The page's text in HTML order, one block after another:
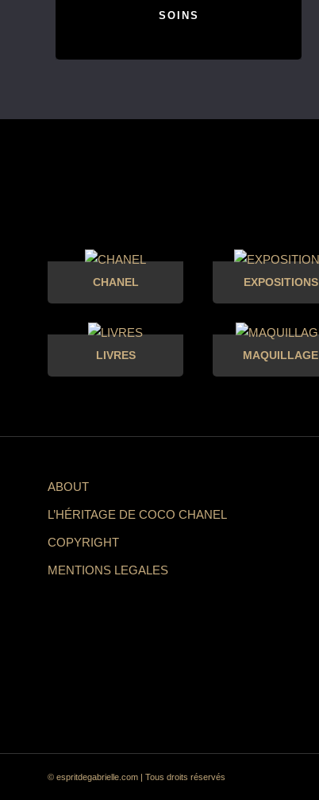
SOINS
CHANEL EXPOSITIONS
LIVRES MAQUILLAGE
ABOUT
L’HÉRITAGE DE COCO CHANEL
COPYRIGHT
MENTIONS LEGALES
© espritdegabrielle.com | Tous droits réservés